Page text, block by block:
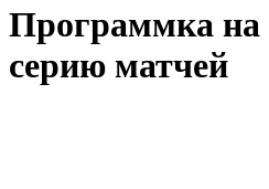
Программка
серию матчей